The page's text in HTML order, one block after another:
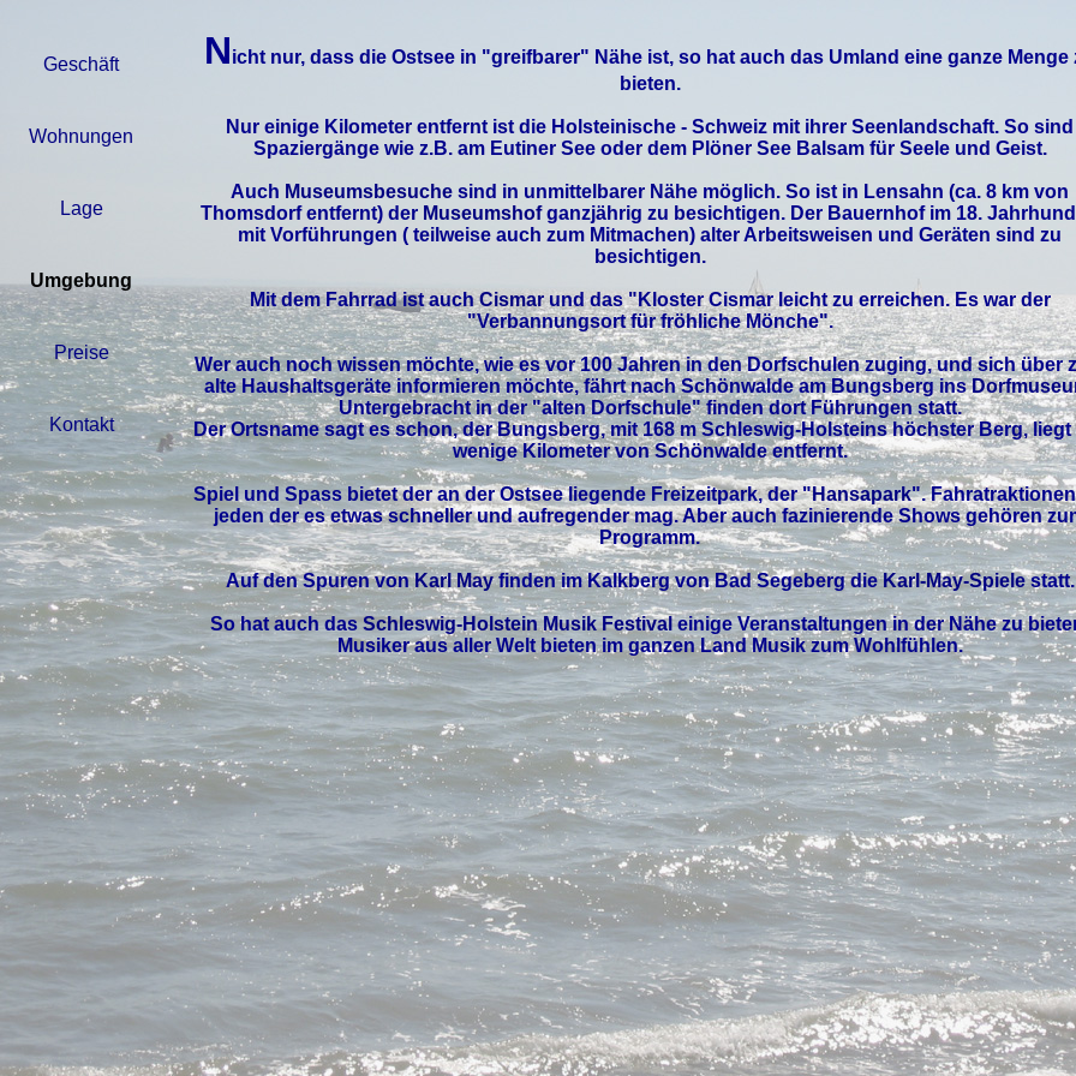
Geschäft
Wohnungen
Lage
Umgebung
Preise
Kontakt
Nicht nur, dass die Ostsee in "greifbarer" Nähe ist, so hat auch das Umland eine ganze Menge
bieten.
Nur einige Kilometer entfernt ist die Holsteinische - Schweiz mit ihrer Seenlandschaft. So sind
Spaziergänge wie z.B. am Eutiner See oder dem Plöner See Balsam für Seele und Geist.
Auch Museumsbesuche sind in unmittelbarer Nähe möglich. So ist in Lensahn (ca. 8 km von
Thomsdorf entfernt) der Museumshofganzjährig zu besichtigen. Der Bauernhof im 18.
mit Vorführungen ( teilweise auch zum Mitmachen) alter Arbeitsweisen und Geräten sind zu
besichtigen.
Mit dem Fahrrad ist auchCismarund das "Kloster Cismar leicht zu erreichen. Es war der
"Verbannungsort für fröhliche Mönche".
Wer auch noch wissen möchte, wie es vor 100 Jahren in den Dorfschulen zuging, und sich über
alte Haushaltsgeräte informieren möchte, fährt nach Schönwalde am Bungsberg ins
Untergebracht in der "alten Dorfschule" finden dort Führungen statt.
Der Ortsname sagt es schon, der Bungsberg, mit 168 m Schleswig-Holsteins höchster Berg, liegt
wenige Kilometer von Schönwalde entfernt.
Spiel und Spass bietet der an der Ostsee liegende Freizeitpark, der "Hansapark".
jeden der es etwas schneller und aufregender mag. Aber auch fazinierende Shows gehören
Programm.
Auf den Spuren vonKarl Mayfinden im Kalkberg von Bad Segeberg dieKarl-May-Spielestatt.
So hat auch das Schleswig-Holstein Musik Festivaleinige Veranstaltungen in der Nähe zu
Musiker aus aller Welt bieten im ganzen Land Musik zum Wohlfühlen.